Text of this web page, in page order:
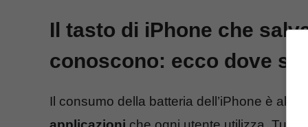
Il tasto di iPhone che
conoscono: ecco dove si
Il consumo della batteria dell’iPhone è